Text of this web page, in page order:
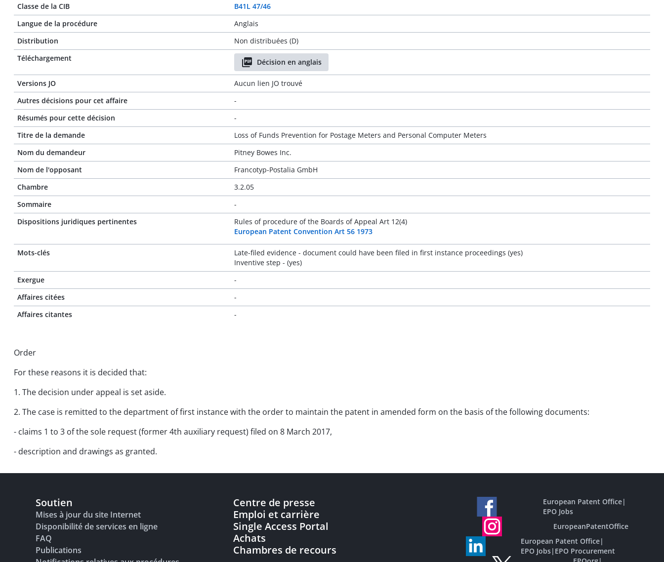
Classe de la CIB
B41L 47/46
Langue de la procédure
Anglais
Distribution
Non distribuées (D)
Téléchargement
Décision en anglais
Versions JO
Aucun lien JO trouvé
Autres décisions pour cet affaire
-
Résumés pour cette décision
-
Titre de la demande
Loss of Funds Prevention for Postage Meters and Personal Computer Meters
Nom du demandeur
Pitney Bowes Inc.
Nom de l'opposant
Francotyp-Postalia GmbH
Chambre
3.2.05
Sommaire
-
Dispositions juridiques pertinentes
Rules of procedure of the Boards of Appeal Art 12(4)
European Patent Convention Art 56 1973
Mots-clés
Late-filed evidence - document could have been filed in first instance proceedings (yes)
Inventive step - (yes)
Exergue
-
Affaires citées
-
Affaires citantes
-
Order
For these reasons it is decided that:
1. The decision under appeal is set aside.
2. The case is remitted to the department of first instance with the order to maintain the patent in amended form on the basis of the following documents:
- claims 1 to 3 of the sole request (former 4th auxiliary request) filed on 8 March 2017,
- description and drawings as granted.
Soutien
Mises à jour du site Internet
Disponibilité de services en ligne
FAQ
Publications
Centre de presse
Emploi et carrière
Single Access Portal
Achats
Chambres de recours
European Patent Office|
EPO Jobs
EuropeanPatentOffice
European Patent Office|
EPO Jobs| EPO Procurement